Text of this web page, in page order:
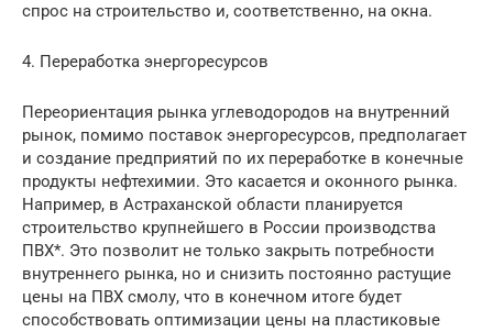
спрос на строительство и, соответственно, на окна.
4. Переработка энергоресурсов
Переориентация рынка углеводородов на внутренний
рынок, помимо поставок энергоресурсов, предполагает
и создание предприятий по их переработке в конечные
продукты нефтехимии. Это касается и оконного рынка.
Например, в Астраханской области планируется
строительство крупнейшего в России производства
ПВХ*. Это позволит не только закрыть потребности
внутреннего рынка, но и снизить постоянно растущие
цены на ПВХ смолу, что в конечном итоге будет
способствовать оптимизации цены на пластиковые